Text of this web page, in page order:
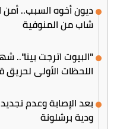
ديون أخوه السبب..
شاب من المنوفية
"البيوت اترجت بينا"..
اللحظات الأولى لحريق
بعد الإصابة وعدم
ودية برشلونة